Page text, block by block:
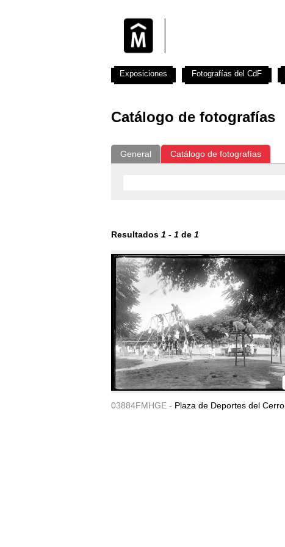
Catálogo de fotografías
General Catálogo de fotografías
Resultados 1 - 1 de 1
03884FMHGE - Plaza de Deportes del Cerro.
Exposiciones Fotografías del CdF